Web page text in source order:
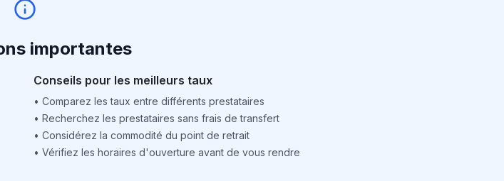
importantes
Conseils pour les meilleurs taux
• Comparez les taux entre différents prestataires
• Recherchez les prestataires sans frais de transfert
• Considérez la commodité du point de retrait
• Vérifiez les horaires d'ouverture avant de vous rendre